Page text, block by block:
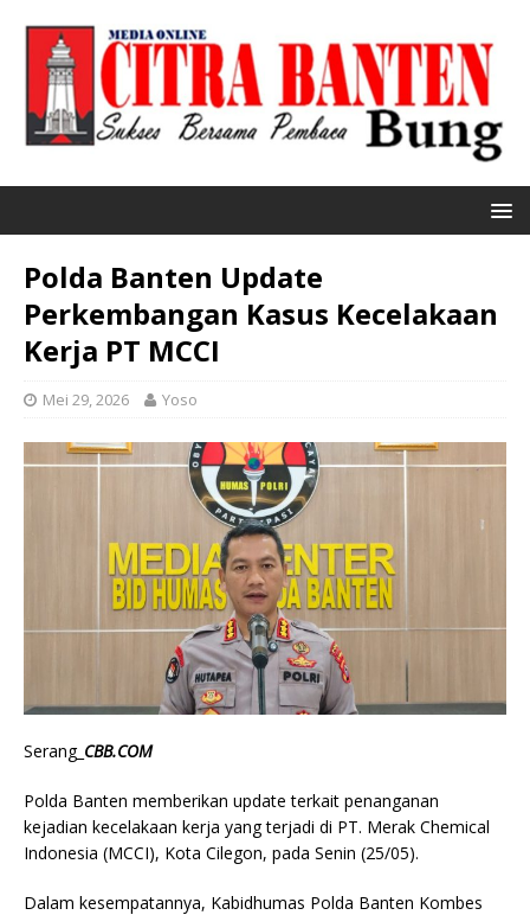
Polda Banten Update
Perkembangan Kasus Kecelakaan
Kerja PT MCCI
Mei 29, 2026 Yoso
Serang_ CBB.COM
Polda Banten memberikan update terkait penanganan
kejadian kecelakaan kerja yang terjadi di PT. Merak Chemical
Indonesia (MCCI), Kota Cilegon, pada Senin (25/05).
Dalam kesempatannya, Kabidhumas Polda Banten Kombes